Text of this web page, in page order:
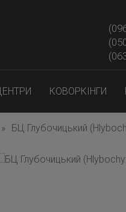
КОВОРКІНГИ
» БЦ Глубочицький